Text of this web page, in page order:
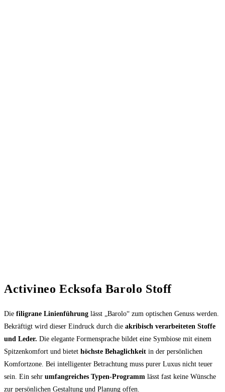
Activineo Ecksofa Barolo Stoff
Die filigrane Linienführung lässt „Barolo“ zum optischen Genuss werden.
Bekräftigt wird dieser Eindruck durch die akribisch verarbeiteten Stoffe
und Leder. Die elegante Formensprache bildet eine Symbiose mit einem
Spitzenkomfort und bietet höchste Behaglichkeit in der persönlichen
Komfortzone. Bei intelligenter Betrachtung muss purer Luxus nicht teuer
sein. Ein sehr umfangreiches Typen-Programm lässt fast keine Wünsche
zur persönlichen Gestaltung und Planung offen.